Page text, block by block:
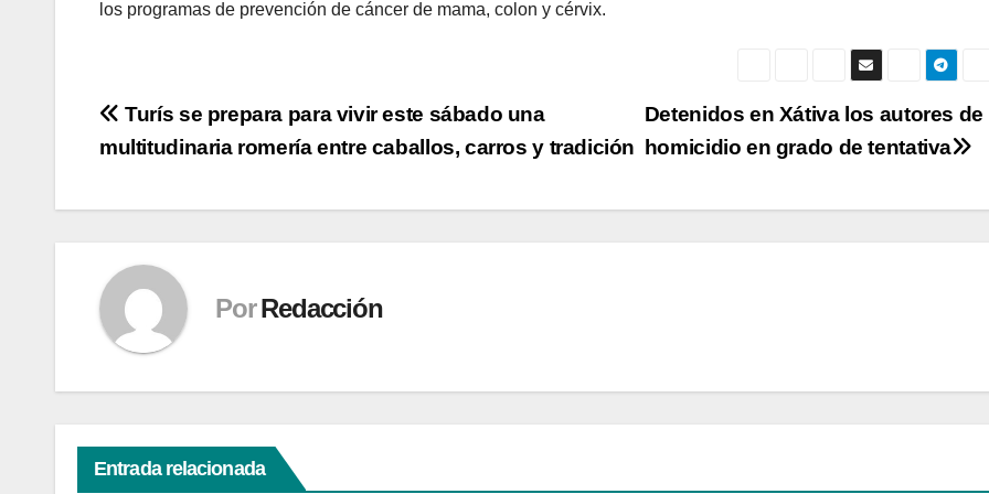
los programas de prevención de cáncer de mama, colon y cérvix.
Navegación
de
entradas
Detenidos en Xátiva los autores de
homicidio en grado de tentativa
Turís se prepara para vivir este sábado una
multitudinaria romería entre caballos, carros y tradición
Por Redacción
Entrada relacionada